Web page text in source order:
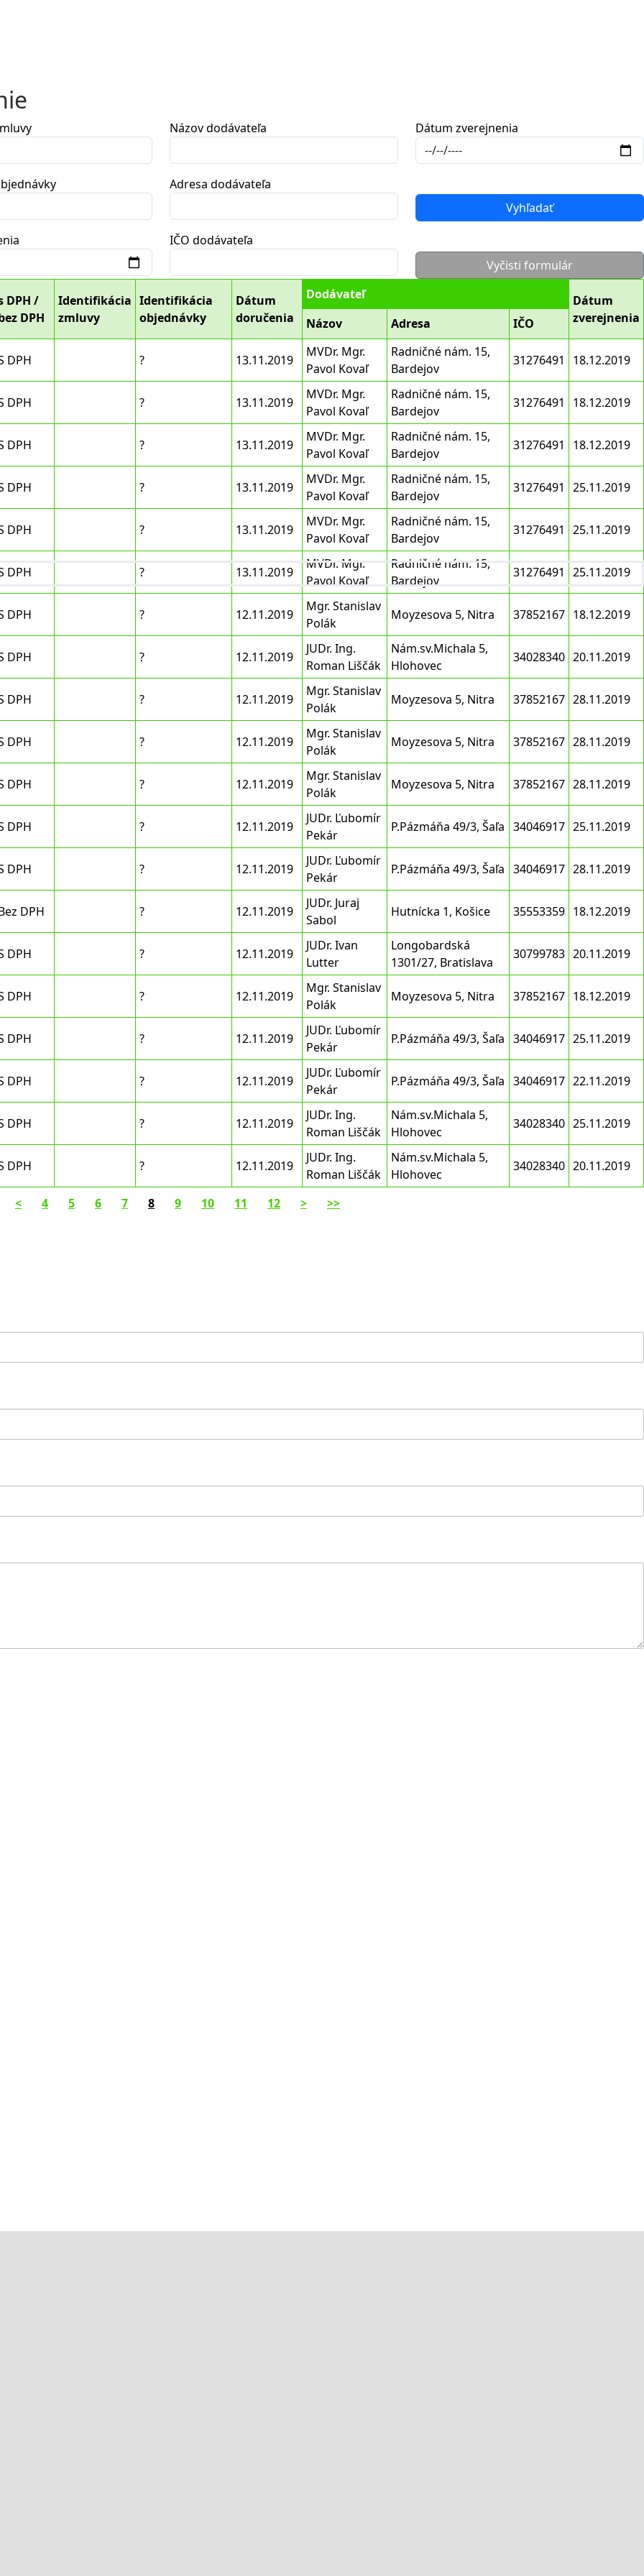
Názov dodávateľa
Adresa dodávateľa
IČO dodávateľa
Dátum zverejnenia
Vyhľadať
Vyčisti formulár
DPH /
DPH
Identifikácia
zmluvy
Identifikácia
objednávky
Dátum
doručenia
Dodávateľ
Dátum
zverejnenia
Názov Adresa IČO
DPH ? 13.11.2019
MVDr. Mgr.
Pavol Kovaľ
Radničné nám. 15,
Bardejov
31276491 18.12.2019
DPH ? 13.11.2019
MVDr. Mgr.
Pavol Kovaľ
Radničné nám. 15,
Bardejov
31276491 18.12.2019
DPH ? 13.11.2019
MVDr. Mgr.
Pavol Kovaľ
Radničné nám. 15,
Bardejov
31276491 18.12.2019
DPH ? 13.11.2019
MVDr. Mgr.
Pavol Kovaľ
Radničné nám. 15,
Bardejov
31276491 25.11.2019
DPH ? 13.11.2019
MVDr. Mgr.
Pavol Kovaľ
Radničné nám. 15,
Bardejov
31276491 25.11.2019
DPH ? 13.11.2019
MVDr. Mgr.
Pavol Kovaľ
Radničné nám. 15,
Bardejov
31276491 25.11.2019
DPH ? 12.11.2019
Mgr. Stanislav
Polák
Moyzesova 5, Nitra 37852167 18.12.2019
DPH ? 12.11.2019
JUDr. Ing.
Roman Liščák
Nám.sv.Michala 5,
Hlohovec
34028340 20.11.2019
DPH ? 12.11.2019
Mgr. Stanislav
Polák
Moyzesova 5, Nitra 37852167 28.11.2019
DPH ? 12.11.2019
Mgr. Stanislav
Polák
Moyzesova 5, Nitra 37852167 28.11.2019
DPH ? 12.11.2019
Mgr. Stanislav
Polák
Moyzesova 5, Nitra 37852167 28.11.2019
DPH ? 12.11.2019
JUDr. Ľubomír
Pekár
P.Pázmáňa 49/3, Šaľa 34046917 25.11.2019
DPH ? 12.11.2019
JUDr. Ľubomír
Pekár
P.Pázmáňa 49/3, Šaľa 34046917 28.11.2019
DPH ? 12.11.2019
JUDr. Juraj
Sabol
Hutnícka 1, Košice 35553359 18.12.2019
DPH ? 12.11.2019
JUDr. Ivan
Lutter
Longobardská
1301/27, Bratislava
30799783 20.11.2019
DPH ? 12.11.2019
Mgr. Stanislav
Polák
Moyzesova 5, Nitra 37852167 18.12.2019
DPH ? 12.11.2019
JUDr. Ľubomír
Pekár
P.Pázmáňa 49/3, Šaľa 34046917 25.11.2019
DPH ? 12.11.2019
JUDr. Ľubomír
Pekár
P.Pázmáňa 49/3, Šaľa 34046917 22.11.2019
DPH ? 12.11.2019
JUDr. Ing.
Roman Liščák
Nám.sv.Michala 5,
Hlohovec
34028340 25.11.2019
DPH ? 12.11.2019
JUDr. Ing.
Roman Liščák
Nám.sv.Michala 5,
Hlohovec
34028340 20.11.2019
< 4 5 6 7 8 9 10 11 12 > >>